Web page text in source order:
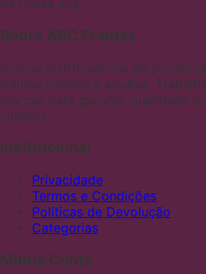
de nossa loja.
Sobre ABC Fraldas
Somos distribuidores de
fraldas infantis e adultas.
marcas para garantir qualidade
clientes
Institucional
Privacidade
Termos e Condições
Políticas de Devolução
Categorias
Minha Conta